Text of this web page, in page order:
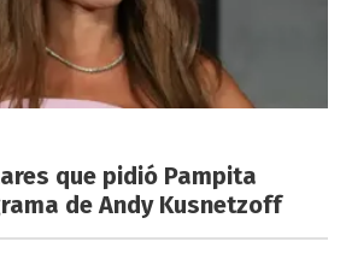
que pidió Pampita
de Andy Kusnetzoff